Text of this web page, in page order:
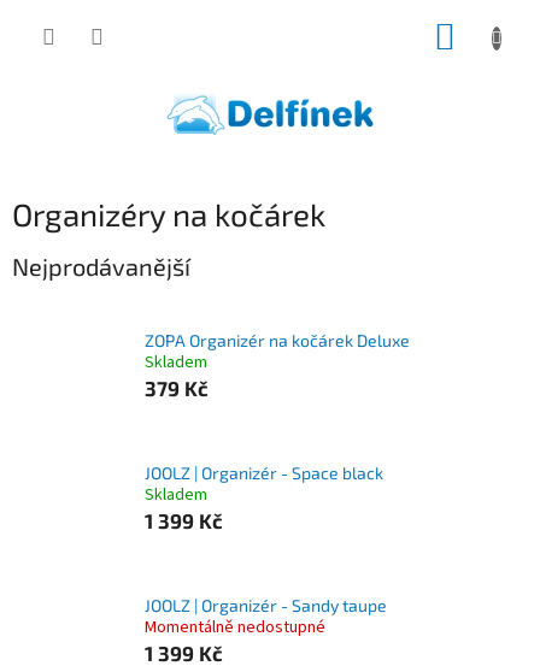
Organizéry na kočárek
Nejprodávanější
ZOPA Organizér na kočárek Deluxe
Skladem
379 Kč
JOOLZ | Organizér - Space black
Skladem
1 399 Kč
JOOLZ | Organizér - Sandy taupe
Momentálně nedostupné
1 399 Kč